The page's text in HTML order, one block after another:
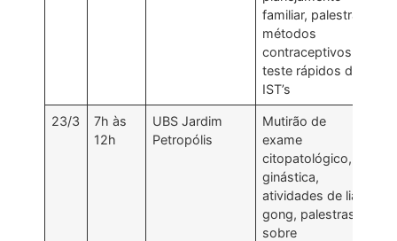
familiar, palestra
métodos
contraceptivos,
teste rápidos de
IST’s
23/3
7h às
12h
UBS Jardim
Petropólis
Mutirão de
exame
citopatológico,
ginástica,
atividades de lian
gong, palestras
sobre